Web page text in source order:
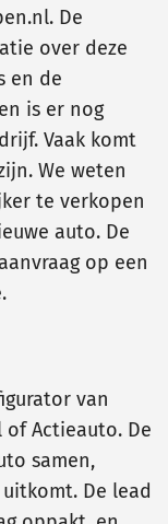
De
over deze
en de
is er nog
Vaak komt
We weten
te verkopen
auto. De
op een
van
Actieauto. De
samen,
De lead